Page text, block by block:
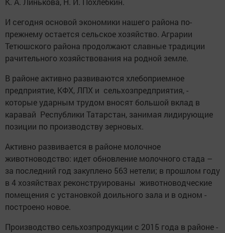
И сегодня основой экономики нашего района по-
прежнему остается сельское хозяйство. Аграрии
Тетюшского рай­она продолжают славные традиции
рачительного ­хозяйствования на родной земле.
В рай­оне активно развиваются хлебоприемное
предприятие, КФХ, ЛПХ и сельхозпредприя­тия, ­
которые ударным трудом вносят большой вклад в
каравай Рес­публики Татарстан, занимая лидирующие
позиции по производству зерновых.
Активно развивается в рай­оне молочное
животноводство: идет обновление молочного стада –
за последний год закуплено 563 нетели; в ­прош­лом году
в 4 хозяйствах реконструированы животноводчес­кие
помещения с установкой доильного зала и в одном ­
построено новое.
Производство сельхозпродукции с 2015 года в рай­оне ­